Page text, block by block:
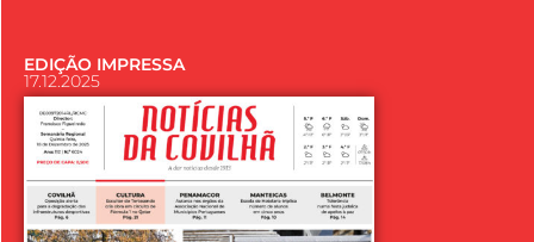
EDIÇÃO IMPRESSA
17.12.2025